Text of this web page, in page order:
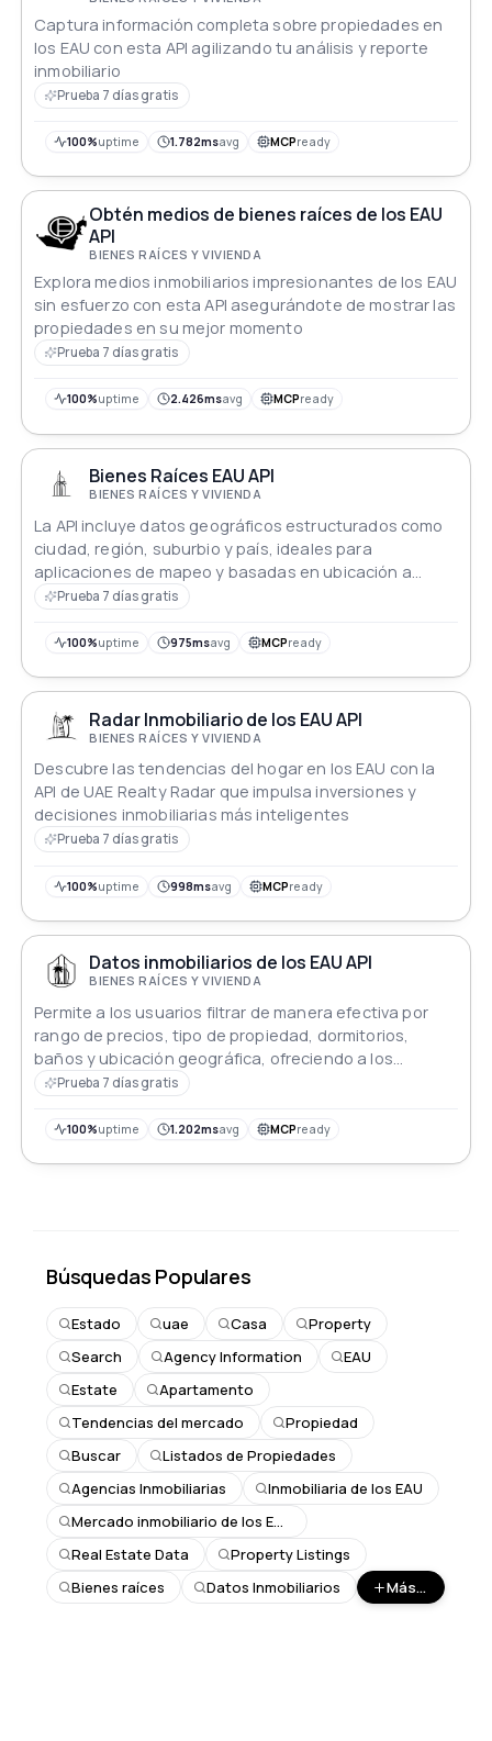
Captura información completa sobre propiedades en
los EAU con esta API agilizando tu análisis y reporte
inmobiliario
Prueba 7 días gratis
100%uptime 1.782msavg MCPready
Obtén medios de bienes raíces de los EAU
API
BIENES RAÍCES Y VIVIENDA
Explora medios inmobiliarios impresionantes de los EAU
sin esfuerzo con esta API asegurándote de mostrar las
propiedades en su mejor momento
Prueba 7 días gratis
100%uptime 2.426msavg MCPready
Bienes Raíces EAU API
BIENES RAÍCES Y VIVIENDA
La API incluye datos geográficos estructurados como
ciudad, región, suburbio y país, ideales para
aplicaciones de mapeo y basadas en ubicación a
través de plataformas
Prueba 7 días gratis
100%uptime 975msavg MCPready
Radar Inmobiliario de los EAU API
BIENES RAÍCES Y VIVIENDA
Descubre las tendencias del hogar en los EAU con la
API de UAE Realty Radar que impulsa inversiones y
decisiones inmobiliarias más inteligentes
Prueba 7 días gratis
100%uptime 998msavg MCPready
Datos inmobiliarios de los EAU API
BIENES RAÍCES Y VIVIENDA
Permite a los usuarios filtrar de manera efectiva por
rango de precios, tipo de propiedad, dormitorios,
baños y ubicación geográfica, ofreciendo a los
usuarios de todo el mundo una poderosa experiencia
Prueba 7 días gratis
100%uptime 1.202msavg MCPready
Búsquedas Populares
Estado uae Casa
Property
Search
Agency Information
EAU
Estate
Apartamento
Tendencias del mercado
Propiedad
Buscar
Listados de Propiedades
Agencias Inmobiliarias
Inmobiliaria de los EAU
Mercado inmobiliario de los EAU
Real Estate Data
Property Listings
Bienes raíces
Datos Inmobiliarios Más...